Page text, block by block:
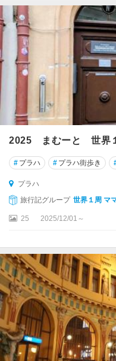
2025 まむーと 世
# プラハ # プラハ街歩き
プラハ
旅行記グループ 世界１周 マ
25 2025/12/01～